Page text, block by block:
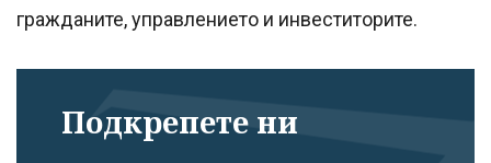
гражданите, управлението и инвеститорите.
Подкрепете ни